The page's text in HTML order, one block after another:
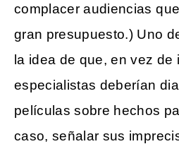
complacer audiencias
gran presupuesto.) Uno
la idea de que, en vez de
especialistas deberían
películas sobre hechos
caso, señalar sus